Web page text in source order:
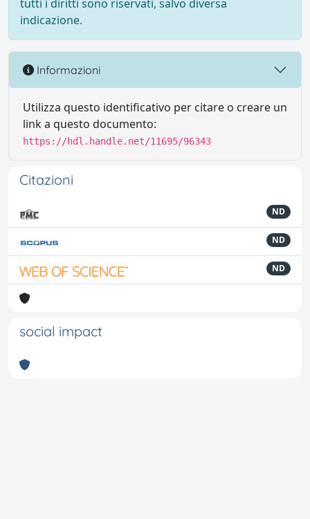
tutti i diritti sono riservati, salvo diversa
indicazione.
Informazioni
Utilizza questo identificativo per citare o creare un
link a questo documento:
https://hdl.handle.net/11695/96343
Citazioni
ND
ND
ND
social impact